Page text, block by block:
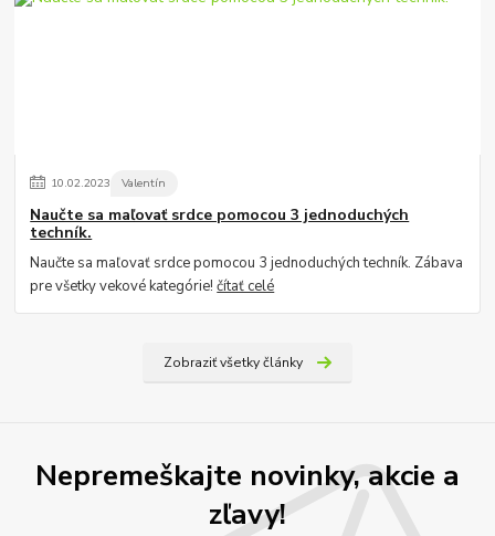
10.02.2023 Valentín
Naučte sa maľovať srdce pomocou 3 jednoduchých
techník.
Naučte sa maľovať srdce pomocou 3 jednoduchých techník. Zábava
pre všetky vekové kategórie!čítať celé
Zobraziť všetky články
Nepremeškajte novinky, akcie a
zľavy!